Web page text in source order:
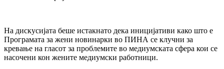
На дискусијата беше истакнато дека иницијативи како што е
Програмата за жени новинарки во ПИНА се клучни за
кревање на гласот за проблемите во медиумската сфера кои се
насочени кон жените медиумски работници.